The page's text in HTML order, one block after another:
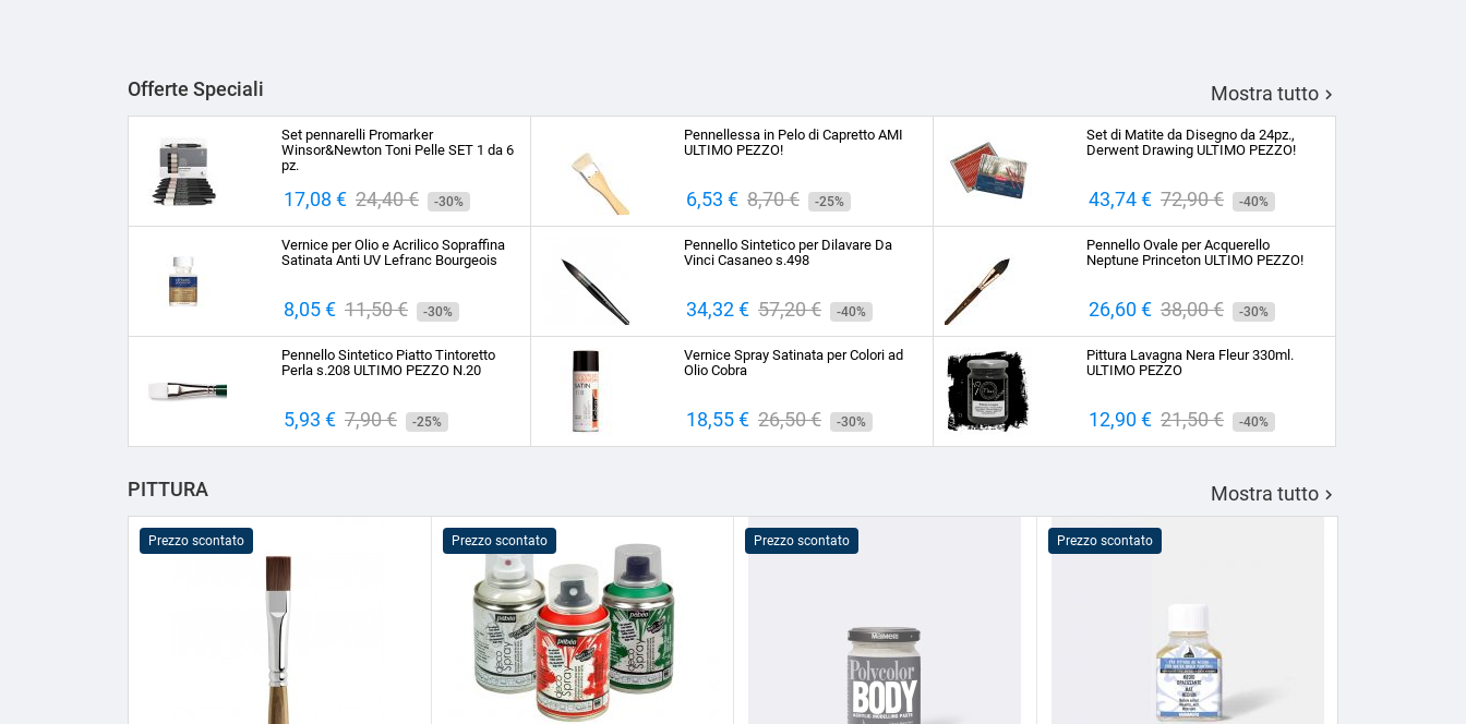
Offerte Speciali Mostra tutto 
Set pennarelli Promarker
Winsor&Newton Toni Pelle SET 1 da 6
pz.
Prezzo
17,08 € Prezzo
base
24,40 € -30%
Pennellessa in Pelo di Capretto AMI
ULTIMO PEZZO!
Prezzo
6,53 € Prezzo
base
8,70 € -25%
Set di Matite da Disegno da 24pz.,
Derwent Drawing ULTIMO PEZZO!
Prezzo
43,74 € Prezzo
base
72,90 € -40%
Vernice per Olio e Acrilico Sopraffina
Satinata Anti UV Lefranc Bourgeois
Prezzo
8,05 € Prezzo
base
11,50 € -30%
Pennello Sintetico per Dilavare Da
Vinci Casaneo s.498
Prezzo
34,32 € Prezzo
base
57,20 € -40%
Pennello Ovale per Acquerello
Neptune Princeton ULTIMO PEZZO!
Prezzo
26,60 € Prezzo
base
38,00 € -30%
Pennello Sintetico Piatto Tintoretto
Perla s.208 ULTIMO PEZZO N.20
Prezzo
5,93 € Prezzo
base
7,90 € -25%
Vernice Spray Satinata per Colori ad
Olio Cobra
Prezzo
18,55 € Prezzo
base
26,50 € -30%
Pittura Lavagna Nera Fleur 330ml.
ULTIMO PEZZO
Prezzo
12,90 € Prezzo
base
21,50 € -40%
PITTURA Mostra tutto 
Prezzo scontato Prezzo scontato Prezzo scontato Prezzo scontato